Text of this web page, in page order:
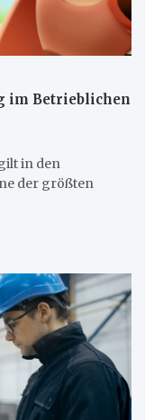
im Betrieblichen
in den
der größten